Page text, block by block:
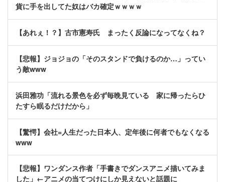
貨に手を出してた奴はバカ確定ｗｗｗｗ
【あれぇ！？】古市憲寿氏 まったく反論になってなくね？
【悲報】ジョジョの「そのスタンドで負けるのか…」ってい
う敵www
浜田雅功「流れる景色を必ず毎晩見ている 家に帰ったらひ
たすら眠るだけだから」
【驚愕】会社=人生だった日本人、定年後に何者でもなくなる
www
【悲報】ワンダンス作者「手書きでダンスアニメ描いてみま
した」←アニメの当てつけにしか見えないと話題に